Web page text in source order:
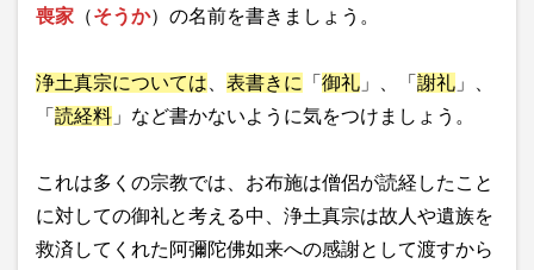
喪家 （そうか）の名前を書きましょう。
浄土真宗については 表書きに 「 御礼 」、「 謝礼 」、
「 読経料 」など書かないように気をつけましょう。
これは多くの宗教では、お布施は僧侶が読経したこと
に対しての御礼と考える中、浄土真宗は故人や遺族を
救済してくれた阿彌陀佛如来への感謝として渡すから